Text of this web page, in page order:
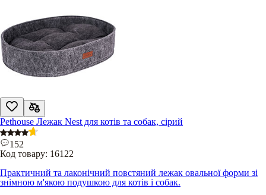
Pethouse Лежак Nest для котів та собак, сірий
152
Код товару: 16122
Практичний та лаконічний повстяний лежак овальної форми зі
знімною м'якою подушкою для котів і собак.